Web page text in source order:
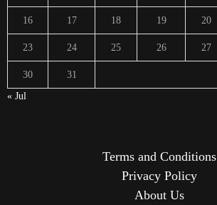
16 17 18 19 20
23 24 25 26 27
30
31
« Jul
Terms and Conditions
Privacy Policy
About Us